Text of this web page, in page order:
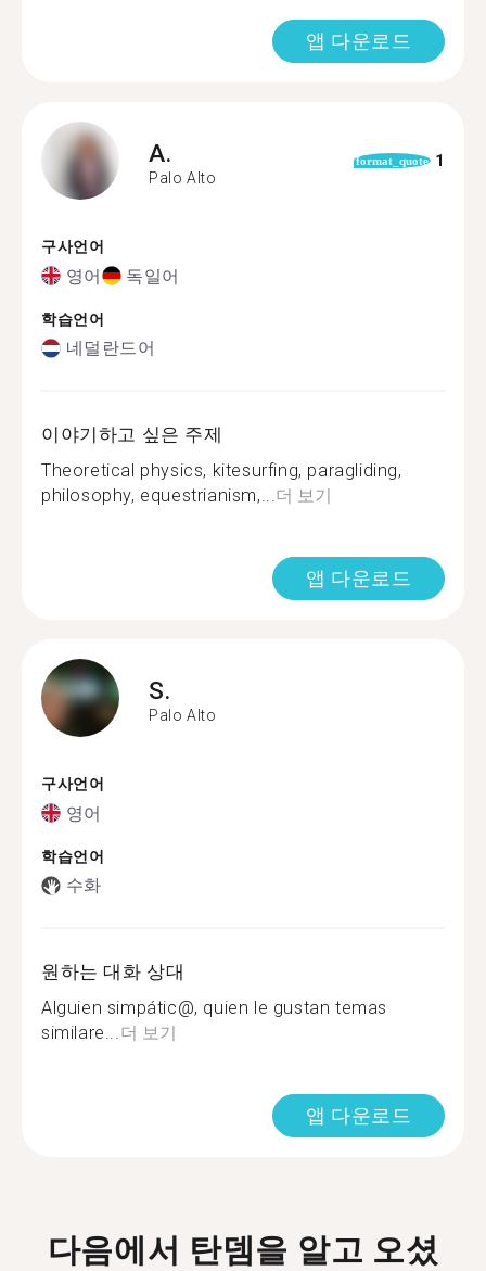
앱 다운로드
A.
Palo Alto
format_quote 1
구사언어
영어 독일어
학습언어
네덜란드어
이야기하고 싶은 주제
Theoretical physics, kitesurfing, paragliding,
philosophy, equestrianism,...더 보기
앱 다운로드
S.
Palo Alto
구사언어
영어
학습언어
수화
원하는 대화 상대
Alguien simpátic@, quien le gustan temas
similare...더 보기
앱 다운로드
다음에서 탄뎀을 알고 오셨